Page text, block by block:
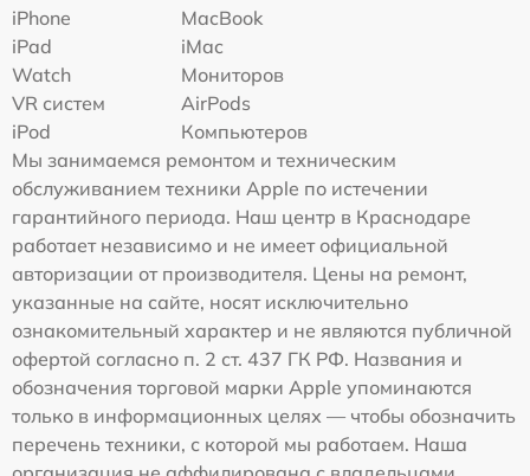
iPhone
MacBook
iPad
iMac
Watch
Мониторов
VR систем
AirPods
iPod
Компьютеров
Мы занимаемся ремонтом и техническим
обслуживанием техники Apple по истечении
гарантийного периода. Наш центр в Краснодаре
работает независимо и не имеет официальной
авторизации от производителя. Цены на ремонт,
указанные на сайте, носят исключительно
ознакомительный характер и не являются публичной
офертой согласно п. 2 ст. 437 ГК РФ. Названия и
обозначения торговой марки Apple упоминаются
только в информационных целях — чтобы обозначить
перечень техники, с которой мы работаем. Наша